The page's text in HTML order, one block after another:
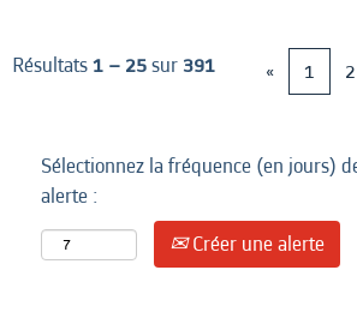
Résultats1 – 25sur 391 « 1 2
Sélectionnez la fréquence (en jours)
alerte :
Créer une alerte